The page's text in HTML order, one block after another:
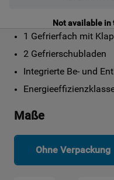
Not available in
1 Gefrierfach mit
2 Gefrierschubladen
Integrierte Be- und
Maße
Ohne Verpackung